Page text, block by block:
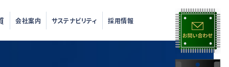
会社案内 サステナビリティ 採用情報